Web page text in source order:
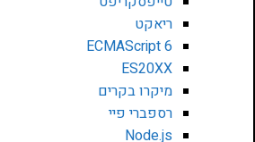
ריאקט
ECMAScript 6
ES20XX
מיקרו בקרים
רספברי פיי
Node.js